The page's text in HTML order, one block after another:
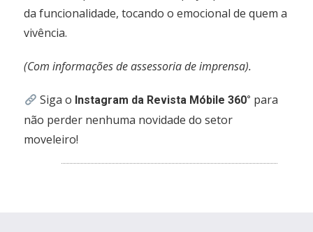
da funcionalidade, tocando o emocional de quem a
vivência.
(Com informações de assessoria de imprensa).
Siga o Instagram da Revista Móbile 360° para
não perder nenhuma novidade do setor
moveleiro!